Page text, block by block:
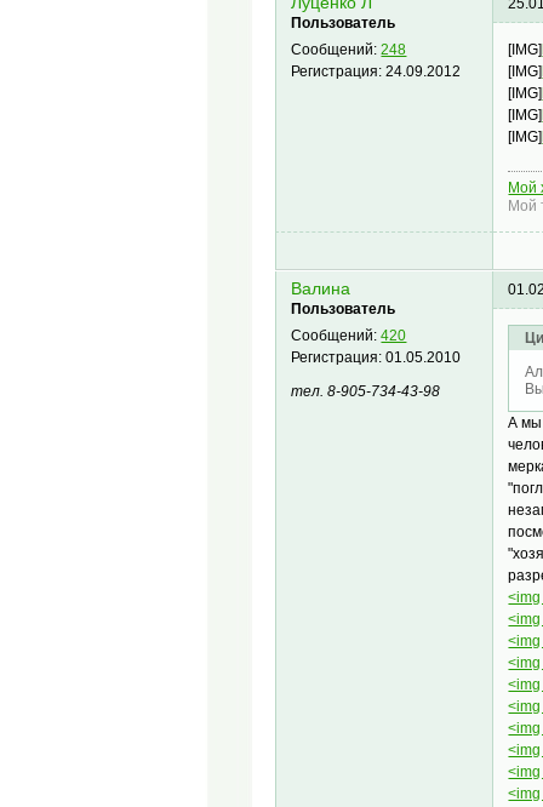
Пользователь
Сообщений:248
Регистрация:24.09.2012
[IMG]
[IMG]
[IMG]
[IMG]
[IMG]
Мой
Мой
Валина
Пользователь
Сообщений:420
Регистрация:01.05.2010
тел. 8-905-734-43-98
А мы